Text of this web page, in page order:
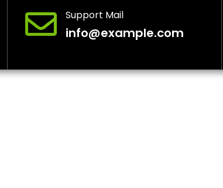
Support Mail
info@example.com